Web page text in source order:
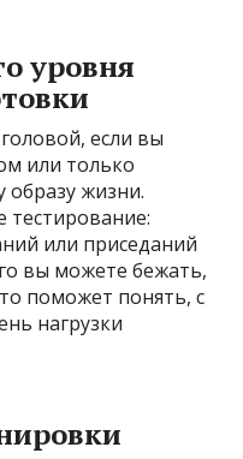
уровня
если вы
или только
образу жизни.
или приседаний
вы можете бежать,
поможет понять, с
нагрузки